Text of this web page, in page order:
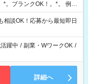
ルセンター/受付/販売/カフェ
ト/化粧品販売/など 様々な
相談OK！応募から最短即日
躍中 / 副業・WワークOK /
詳細へ